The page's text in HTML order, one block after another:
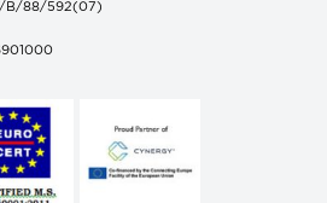
Β/88/592(07)